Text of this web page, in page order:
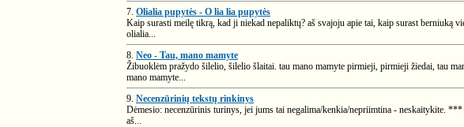
7. Olialia pupytės - O lia lia pupytės
Kaip surasti meilę tikrą, kad ji niekad nepaliktų? aš svajoju apie tai, kaip surast
olialia...
8. Neo - Tau, mano mamyte
Žibuoklėm pražydo šilelio, šilelio šlaitai. tau mano mamyte pirmieji, pirmieji žiedai, tau
mano mamyte...
9. Necenzūrinių tekstų rinkinys
Dėmesio: necenzūrinis turinys, jei jums tai negalima/kenkia/nepriimtina - neskaitykite.
aš...